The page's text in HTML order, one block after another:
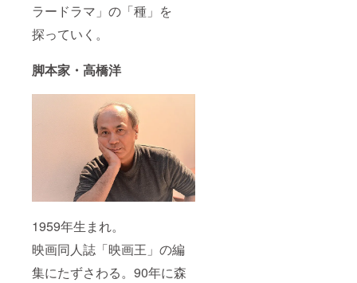
ラードラマ」の「種」を
探っていく。
脚本家・高橋洋
1959年生まれ。
映画同人誌「映画王」の編
集にたずさわる。90年に森